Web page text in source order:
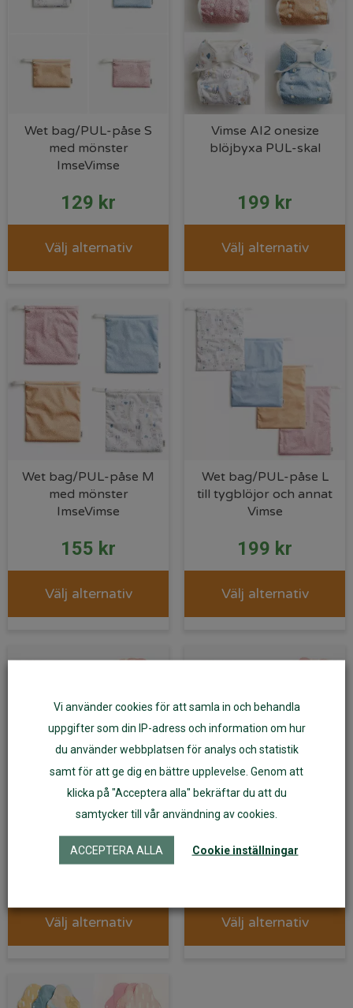
Wet bag/PUL-påse S
med mönster
ImseVimse
129 kr
Välj alternativ
Vimse AI2 onesize
blöjbyxa PUL-skal
199 kr
Välj alternativ
Wet bag/PUL-påse M
med mönster
ImseVimse
155 kr
Välj alternativ
Wet bag/PUL-påse L
till tygblöjor och annat
Vimse
199 kr
Välj alternativ
ImseVimse Classic
trosskydd 3-pack
Välj alternativ
ImseVimse Classic
Välj alternativ
Vi använder cookies för att samla in och behandla
uppgifter som din IP-adress och information om hur
du använder webbplatsen för analys och statistik
samt för att ge dig en bättre upplevelse. Genom att
klicka på "Acceptera alla" bekräftar du att du
samtycker till vår användning av cookies.
ACCEPTERA ALLA Cookie inställningar